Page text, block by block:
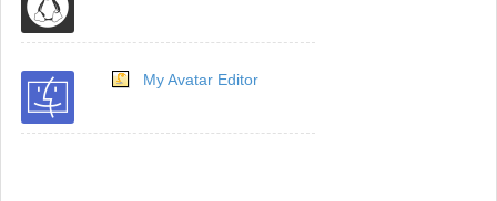
My Avatar Editor